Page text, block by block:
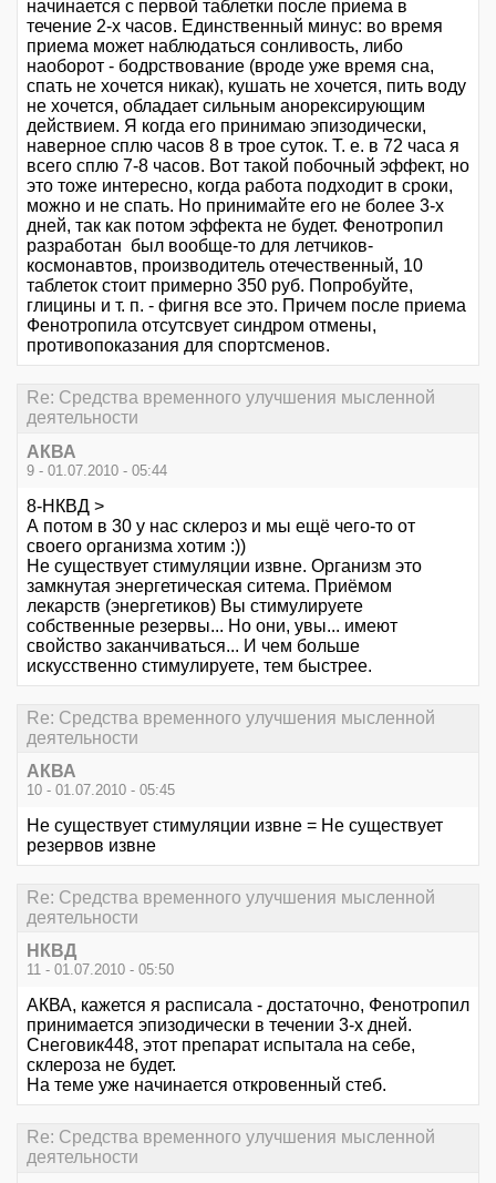
начинается с первой таблетки после приема в
течение 2-х часов. Единственный минус: во время
приема может наблюдаться сонливость, либо
наоборот - бодрствование (вроде уже время сна,
спать не хочется никак), кушать не хочется, пить воду
не хочется, обладает сильным анорексирующим
действием. Я когда его принимаю эпизодически,
наверное сплю часов 8 в трое суток. Т. е. в 72 часа я
всего сплю 7-8 часов. Вот такой побочный эффект, но
это тоже интересно, когда работа подходит в сроки,
можно и не спать. Но принимайте его не более 3-х
дней, так как потом эффекта не будет. Фенотропил
разработан был вообще-то для летчиков-
космонавтов, производитель отечественный, 10
таблеток стоит примерно 350 руб. Попробуйте,
глицины и т. п. - фигня все это. Причем после приема
Фенотропила отсутсвует синдром отмены,
противопоказания для спортсменов.
Re: Средства временного улучшения мысленной
деятельности
АКВА
9 - 01.07.2010 - 05:44
8-НКВД >
А потом в 30 у нас склероз и мы ещё чего-то от
своего организма хотим :))
Не существует стимуляции извне. Организм это
замкнутая энергетическая ситема. Приёмом
лекарств (энергетиков) Вы стимулируете
собственные резервы... Но они, увы... имеют
свойство заканчиваться... И чем больше
искусственно стимулируете, тем быстрее.
Re: Средства временного улучшения мысленной
деятельности
АКВА
10 - 01.07.2010 - 05:45
Не существует стимуляции извне = Не существует
резервов извне
Re: Средства временного улучшения мысленной
деятельности
НКВД
11 - 01.07.2010 - 05:50
АКВА, кажется я расписала - достаточно, Фенотропил
принимается эпизодически в течении 3-х дней.
Снеговик448, этот препарат испытала на себе,
склероза не будет.
На теме уже начинается откровенный стеб.
Re: Средства временного улучшения мысленной
деятельности